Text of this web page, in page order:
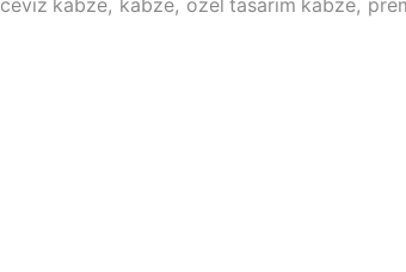
ceviz kabze, kabze, özel tasarım kabze,